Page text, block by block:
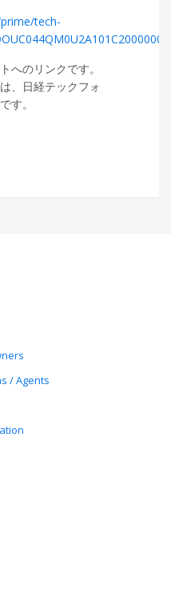
tech-
へのリンクです。
、日経テックフォ
す。
/ Agents